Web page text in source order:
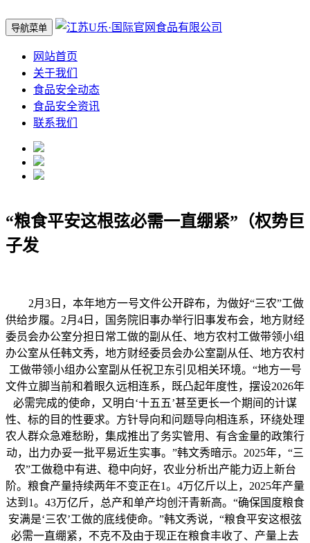
导航菜单
网站首页
关于我们
食品安全动态
食品安全资讯
联系我们
“粮食平安这根弦必需一直绷紧”（权势巨
子发
2月3日，本年地方一号文件公开辟布，为做好“三农”工做
供给步履。2月4日，国务院旧事办举行旧事发布会，地方财经
委员会办公室分担日常工做的副从任、地方农村工做带领小组
办公室从任韩文秀，地方财经委员会办公室副从任、地方农村
工做带领小组办公室副从任祝卫东引见相关环境。“地方一号
文件立脚当前和着眼久远相连系，既凸起年度性，摆设2026年
必需完成的使命，又明白‘十五五’甚至更长一个期间的计谋
性、标的目的性要求。方针导向和问题导向相连系，环绕处理
农人群众急难愁盼，集成推出了务实管用、有含金量的政策行
动，出力办妥一批平易近生实事。”韩文秀暗示。2025年，“三
农”工做稳中有进、稳中向好，农业分析出产能力迈上新台
阶。粮食产量持续两年不变正在1。4万亿斤以上，2025年产量
达到1。43万亿斤，总产和单产均创汗青新高。“确保国度粮食
安满是‘三农’工做的底线使命。”韩文秀说，“粮食平安这根弦
必需一直绷紧，不克不及由于现正在粮食丰收了、产量上去